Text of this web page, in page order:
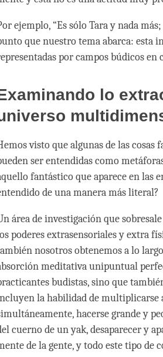
ejemplo, “Es sólo Tara y nada
que nuestro tema abarca: esta
por campos búdicos en
lo
visto que algunas de las cosas
ser entendidas como
fantástico que aparece en las
de una manera más literal?
área de investigación que
poderes extrasensoriales y extra
nosotros obtenemos a lo
meditativa unipuntual
budistas, sino que
la habilidad de multiplicarse
hacerse grande y
cuerno de un yak, desaparecer y
de la gente, y todo este tipo de